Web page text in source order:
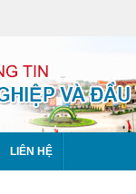
LIÊN HỆ